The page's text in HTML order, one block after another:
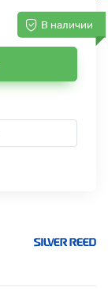
В наличии